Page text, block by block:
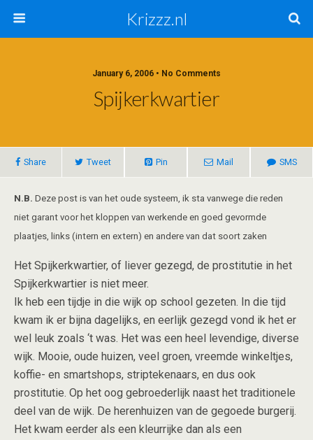
Krizzz.nl
January 6, 2006 • No Comments
Spijkerkwartier
Share Tweet Pin Mail SMS
N.B. Deze post is van het oude systeem, ik sta vanwege die reden
niet garant voor het kloppen van werkende en goed gevormde
plaatjes, links (intern en extern) en andere van dat soort zaken
Het Spijkerkwartier, of liever gezegd, de prostitutie in het
Spijkerkwartier is niet meer.
Ik heb een tijdje in die wijk op school gezeten. In die tijd
kwam ik er bijna dagelijks, en eerlijk gezegd vond ik het er
wel leuk zoals ‘t was. Het was een heel levendige, diverse
wijk. Mooie, oude huizen, veel groen, vreemde winkeltjes,
koffie- en smartshops, striptekenaars, en dus ook
prostitutie. Op het oog gebroederlijk naast het traditionele
deel van de wijk. De herenhuizen van de gegoede burgerij.
Het kwam eerder als een kleurrijke dan als een